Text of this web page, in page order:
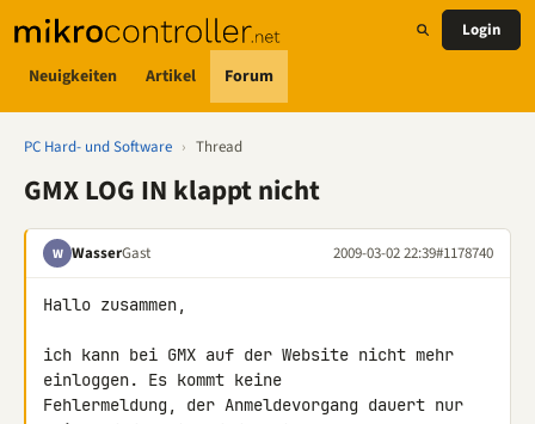
Neuigkeiten Artikel Forum
Login
PC Hard- und Software › Thread
GMX LOG IN klappt nicht
W WasserGast 2009-03-02 22:39#1178740
Hallo zusammen,
ich kann bei GMX auf der Website nicht mehr
einloggen. Es kommt keine
Fehlermeldung, der Anmeldevorgang dauert nur